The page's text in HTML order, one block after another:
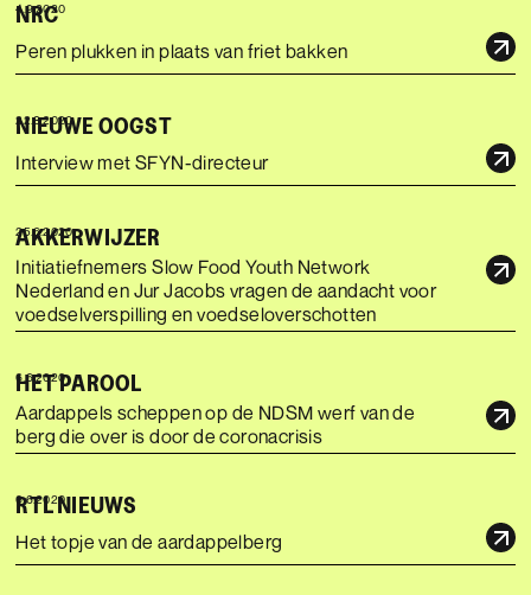
NRC
4.9.2020
Peren plukken in plaats van friet bakken
NIEUWE OOGST
22.8.2020
Interview met SFYN-directeur
AKKERWIJZER
25.6.2020
Initiatiefnemers Slow Food Youth Network
Nederland en Jur Jacobs vragen de aandacht voor
voedselverspilling en voedseloverschotten
HET PAROOL
6.6.2020
Aardappels scheppen op de NDSM werf van de
berg die over is door de coronacrisis
RTL NIEUWS
6.6.2020
Het topje van de aardappelberg